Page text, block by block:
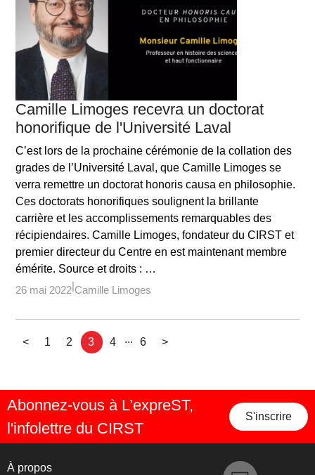
Camille Limoges recevra un doctorat
honorifique de l'Université Laval
C’est lors de la prochaine cérémonie de la collation des
grades de l’Université Laval, que Camille Limoges se
verra remettre un doctorat honoris causa en philosophie.
Ces doctorats honorifiques soulignent la brillante
carrière et les accomplissements remarquables des
récipiendaires. Camille Limoges, fondateur du CIRST et
premier directeur du Centre en est maintenant membre
émérite. Source et droits : …
26 mai 2022 Camille Limoges
< 1 2 3 4 ... 6 >
Abonnez-vous à L’expreST,
l'infolettre du CIRST
S'inscrire
À propos